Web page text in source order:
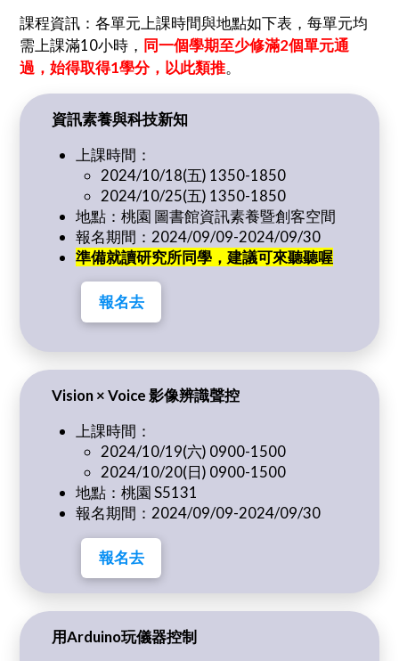
課程資訊：各單元上課時間與地點如下表，每單元均
需上課滿10小時， 同一個學期至少修滿2個單元通
過，始得取得1學分，以此類推。
資訊素養與科技新知
上課時間：
2024/10/18(五) 1350-1850
2024/10/25(五) 1350-1850
地點：桃園 圖書館資訊素養暨創客空間
報名期間：2024/09/09-2024/09/30
準備就讀研究所同學，建議可來聽聽喔
報名去
Vision × Voice 影像辨識聲控
上課時間：
2024/10/19(六) 0900-1500
2024/10/20(日) 0900-1500
地點：桃園 S5131
報名期間：2024/09/09-2024/09/30
報名去
用Arduino玩儀器控制